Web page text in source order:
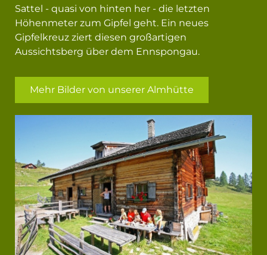
Sattel - quasi von hinten her - die letzten
Höhenmeter zum Gipfel geht. Ein neues
Gipfelkreuz ziert diesen großartigen
Aussichtsberg über dem Ennspongau.
Mehr Bilder von unserer Almhütte